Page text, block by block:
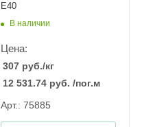
E40
В наличии
Цена:
307 руб./кг
12 531.74 руб. /пог.м
Арт.: 75885